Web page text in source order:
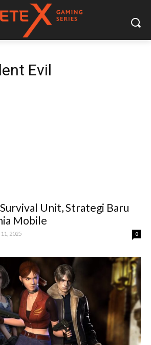
Evil
Unit, Strategi Baru
Mobile
2025 0